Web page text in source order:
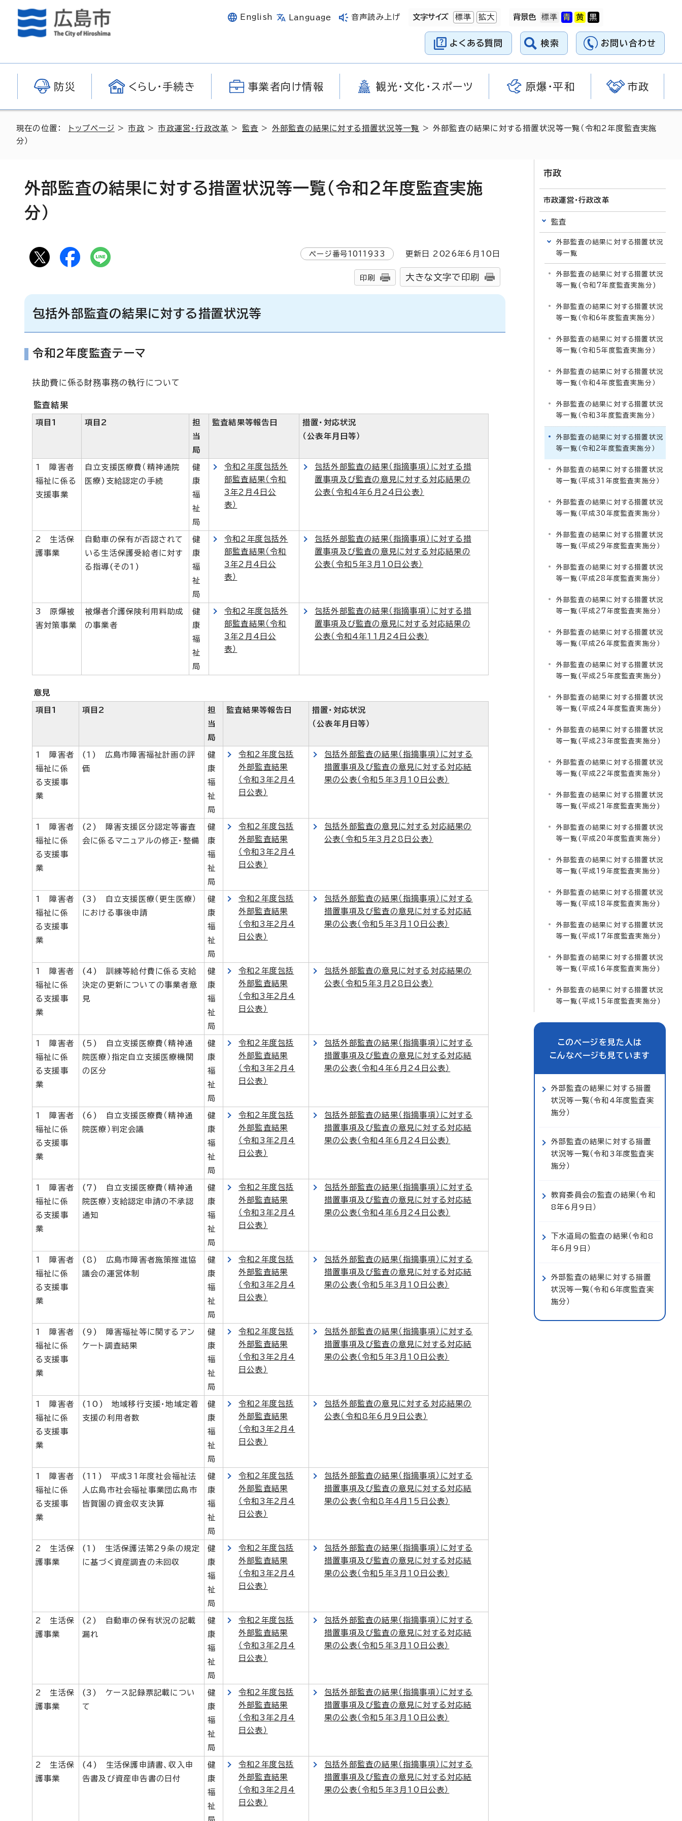
English Language 音声読み上げ 文字サイズ 標準 拡大 背景色
よくある質問 検索 お問い合わせ
防災 くらし・手続き 事業者向け情報 観光・文化・スポーツ 原爆・平和 市政
現在の位置： トップページ >市政 >市政運営・行政改革 > 監査 > 外部監査の結果に対する措置状況等一覧 > 外部監査の結果に対する措置状況等一覧（令和2年度監査実施
分）
外部監査の結果に対する措置状況等一覧（令和2年度監査実施
分）
ページ番号1011933 更新日 2026年6月 10 日
印刷 大きな文字で印刷
包括外部監査の結果に対する措置状況等
令和2年度監査テーマ
扶助費に係る財務事務の執行について
監査結果
項目1 項目2
担
当
局
監査結果等報告日
措置・対応状況
（公表年月日等）
1 障害者
福祉に係る
支援事業
自立支援医療費（精神通院
医療)支給認定の手続
健
康
福
祉
局
令和2年度包括外
部監査結果（令和
3年2月4日公
表）
包括外部監査の結果（指摘事項）に対する措
置事項及び監査の意見に対する対応結果の
公表（令和4年6月24日公表）
2 生活保
護事業
自動車の保有が否認されて
いる生活保護受給者に対す
る指導(その1)
健
康
福
祉
局
令和2年度包括外
部監査結果（令和
3年2月4日公
表）
包括外部監査の結果（指摘事項）に対する措
置事項及び監査の意見に対する対応結果の
公表（令和5年3月10日公表）
3 原爆被
害対策事業
被爆者介護保険利用料助成
の事業者
健
康
福
祉
局
令和2年度包括外
部監査結果（令和
3年2月4日公
表）
包括外部監査の結果（指摘事項）に対する措
置事項及び監査の意見に対する対応結果の
公表（令和4年11月24日公表）
意見
項目1 項目2
担
当
局
監査結果等報告日
措置・対応状況
（公表年月日等）
1 障害者
福祉に係
る支援事
業
(1) 広島市障害福祉計画の評
価
健
康
福
祉
局
令和2年度包括
外部監査結果
（令和3年2月4
日公表）
包括外部監査の結果（指摘事項）に対する
措置事項及び監査の意見に対する対応結
果の公表（令和5年3月10日公表）
1 障害者
福祉に係
る支援事
業
(2) 障害支援区分認定等審査
会に係るマニュアルの修正・整備
健
康
福
祉
局
令和2年度包括
外部監査結果
（令和3年2月4
日公表）
包括外部監査の意見に対する対応結果の
公表（令和5年3月28日公表）
1 障害者
福祉に係
る支援事
業
(3) 自立支援医療（更生医療）
における事後申請
健
康
福
祉
局
令和2年度包括
外部監査結果
（令和3年2月4
日公表）
包括外部監査の結果（指摘事項）に対する
措置事項及び監査の意見に対する対応結
果の公表（令和5年3月10日公表）
1 障害者
福祉に係
る支援事
業
(4) 訓練等給付費に係る支給
決定の更新についての事業者意
見
健
康
福
祉
局
令和2年度包括
外部監査結果
（令和3年2月4
日公表）
包括外部監査の意見に対する対応結果の
公表（令和5年3月28日公表）
1 障害者
福祉に係
る支援事
業
(5) 自立支援医療費（精神通
院医療）指定自立支援医療機関
の区分
健
康
福
祉
局
令和2年度包括
外部監査結果
（令和3年2月4
日公表）
包括外部監査の結果（指摘事項）に対する
措置事項及び監査の意見に対する対応結
果の公表（令和4年6月24日公表）
1 障害者
福祉に係
る支援事
業
(6) 自立支援医療費（精神通
院医療）判定会議
健
康
福
祉
局
令和2年度包括
外部監査結果
（令和3年2月4
日公表）
包括外部監査の結果（指摘事項）に対する
措置事項及び監査の意見に対する対応結
果の公表（令和4年6月24日公表）
1 障害者
福祉に係
る支援事
業
(7) 自立支援医療費（精神通
院医療）支給認定申請の不承認
通知
健
康
福
祉
局
令和2年度包括
外部監査結果
（令和3年2月4
日公表）
包括外部監査の結果（指摘事項）に対する
措置事項及び監査の意見に対する対応結
果の公表（令和4年6月24日公表）
1 障害者
福祉に係
る支援事
業
(8) 広島市障害者施策推進協
議会の運営体制
健
康
福
祉
局
令和2年度包括
外部監査結果
（令和3年2月4
日公表）
包括外部監査の結果（指摘事項）に対する
措置事項及び監査の意見に対する対応結
果の公表（令和5年3月10日公表）
1 障害者
福祉に係
る支援事
業
(9) 障害福祉等に関するアン
ケート調査結果
健
康
福
祉
局
令和2年度包括
外部監査結果
（令和3年2月4
日公表）
包括外部監査の結果（指摘事項）に対する
措置事項及び監査の意見に対する対応結
果の公表（令和5年3月10日公表）
1 障害者
福祉に係
る支援事
業
(10) 地域移行支援・地域定着
支援の利用者数
健
康
福
祉
局
令和2年度包括
外部監査結果
（令和3年2月4
日公表）
包括外部監査の意見に対する対応結果の
公表（令和8年6月9日公表）
1 障害者
福祉に係
る支援事
業
(11) 平成31年度社会福祉法
人広島市社会福祉事業団広島市
皆賀園の資金収支決算
健
康
福
祉
局
令和2年度包括
外部監査結果
（令和3年2月4
日公表）
包括外部監査の結果（指摘事項）に対する
措置事項及び監査の意見に対する対応結
果の公表（令和8年4月15日公表）
2 生活保
護事業
(1) 生活保護法第29条の規定
に基づく資産調査の未回収
健
康
福
祉
局
令和2年度包括
外部監査結果
（令和3年2月4
日公表）
包括外部監査の結果（指摘事項）に対する
措置事項及び監査の意見に対する対応結
果の公表（令和5年3月10日公表）
2 生活保
護事業
(2) 自動車の保有状況の記載
漏れ
健
康
福
祉
局
令和2年度包括
外部監査結果
（令和3年2月4
日公表）
包括外部監査の結果（指摘事項）に対する
措置事項及び監査の意見に対する対応結
果の公表（令和5年3月10日公表）
2 生活保
護事業
(3) ケース記録票記載につい
て
健
康
福
祉
局
令和2年度包括
外部監査結果
（令和3年2月4
日公表）
包括外部監査の結果（指摘事項）に対する
措置事項及び監査の意見に対する対応結
果の公表（令和5年3月10日公表）
2 生活保
護事業
(4) 生活保護申請書、収入申
告書及び資産申告書の日付
健
康
福
祉
令和2年度包括
外部監査結果
（令和3年2月4
日公表）
包括外部監査の結果（指摘事項）に対する
措置事項及び監査の意見に対する対応結
果の公表（令和5年3月10日公表）
市政
市政運営・行政改革
監査
外部監査の結果に対する措置状況
等一覧
外部監査の結果に対する措置状況
等一覧(令和7年度監査実施分)
外部監査の結果に対する措置状況
等一覧（令和6年度監査実施分）
外部監査の結果に対する措置状況
等一覧（令和5年度監査実施分）
外部監査の結果に対する措置状況
等一覧（令和4年度監査実施分）
外部監査の結果に対する措置状況
等一覧（令和3年度監査実施分）
外部監査の結果に対する措置状況
等一覧（令和2年度監査実施分）
外部監査の結果に対する措置状況
等一覧（平成31年度監査実施分）
外部監査の結果に対する措置状況
等一覧（平成30年度監査実施分）
外部監査の結果に対する措置状況
等一覧（平成29年度監査実施分）
外部監査の結果に対する措置状況
等一覧（平成28年度監査実施分）
外部監査の結果に対する措置状況
等一覧（平成27年度監査実施分）
外部監査の結果に対する措置状況
等一覧（平成26年度監査実施分）
外部監査の結果に対する措置状況
等一覧(平成25年度監査実施分)
外部監査の結果に対する措置状況
等一覧(平成24年度監査実施分)
外部監査の結果に対する措置状況
等一覧(平成23年度監査実施分)
外部監査の結果に対する措置状況
等一覧(平成22年度監査実施分)
外部監査の結果に対する措置状況
等一覧(平成21年度監査実施分)
外部監査の結果に対する措置状況
等一覧(平成20年度監査実施分)
外部監査の結果に対する措置状況
等一覧(平成19年度監査実施分)
外部監査の結果に対する措置状況
等一覧(平成18年度監査実施分)
外部監査の結果に対する措置状況
等一覧(平成17年度監査実施分)
外部監査の結果に対する措置状況
等一覧(平成16年度監査実施分)
外部監査の結果に対する措置状況
等一覧(平成15年度監査実施分)
このページを見た人は
こんなページも見ています
外部監査の結果に対する措置
状況等一覧（令和4年度監査実
施分）
外部監査の結果に対する措置
状況等一覧（令和3年度監査実
施分）
教育委員会の監査の結果（令和
8年6月9日）
下水道局の監査の結果（令和8
年6月9日）
外部監査の結果に対する措置
状況等一覧（令和6年度監査実
施分）